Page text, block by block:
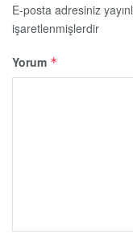
E-posta adresiniz
işaretlenmişlerdir
Yorum *